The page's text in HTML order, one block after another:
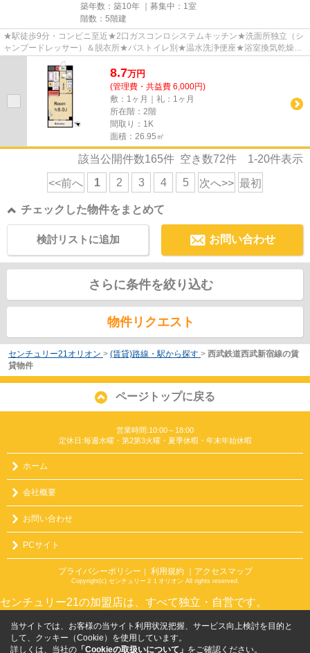
築年数：築10年 ｜募集中： 1室
階数：5階建
★駅徒歩9分・コンビニ至近★2口ガスコンロシステムキッチン★洗面所独立（シ
ャンプードレッサー）＆脱衣所★バストイレ別★温水洗浄便座★浴室換気乾燥★
室内洗濯機置場★オートロック・モニ...
8.7万円
(管理費・共益費 6,000円)
敷：1ヶ月｜礼：1ヶ月
所在階：2階
間取り：1K
面積：26.95㎡
該当公開件数165件 空き数72件 1-20件表示
<<前へ 1 2 3 4 5 次へ>> 最初
チェックした物件をまとめて
お問い合わせ
検討リストに追加
さらに条件を絞り込む
物件リクエスト
センチュリー21オリオン > (賃貸)路線・駅から探す > 西武鉄道西武新宿線の賃
貸物件
ページトップに戻る
営業時間:10:00～18:00
定休日:毎週水曜・第2第3火曜・夏季休暇・年末年始休暇
ホーム
会社概要
お問い合わせ
PCサイト
プライバシーポリシー ｜ 利用規約 ｜アクセスマップ
Copyright(c) センチュリー２１オリオン All rights reserved.
センチュリー21の加盟店は、すべて独立・自営です。
当サイトでは、お客様の当サイト利用状況把握、サービス向上検討を目的と
して、クッキー（Cookie）を使用しています。
詳しくは、当社の 「Cookieの取扱いについて」 をご確認ください。